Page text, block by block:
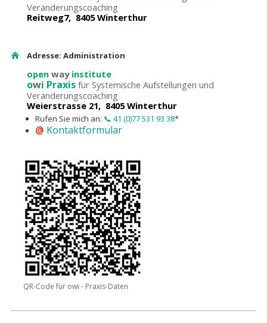
Veränderungscoaching
Reitweg7, 8405 Winterthur
Adresse: Administration
open wayinstitute
owi Praxisfür Systemische Aufstellungen und
Veränderungscoaching
Weierstrasse 21, 8405 Winterthur
Rufen Sie mich an: 📞 41 (0)77 531 93 38*
@ Kontaktformular
QR-Code für owi - Praxis-Daten